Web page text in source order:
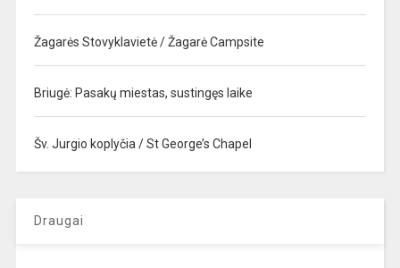
Žagarės Stovyklavietė / Žagarė Campsite
Briugė: Pasakų miestas, sustingęs laike
Šv. Jurgio koplyčia / St George’s Chapel
Draugai